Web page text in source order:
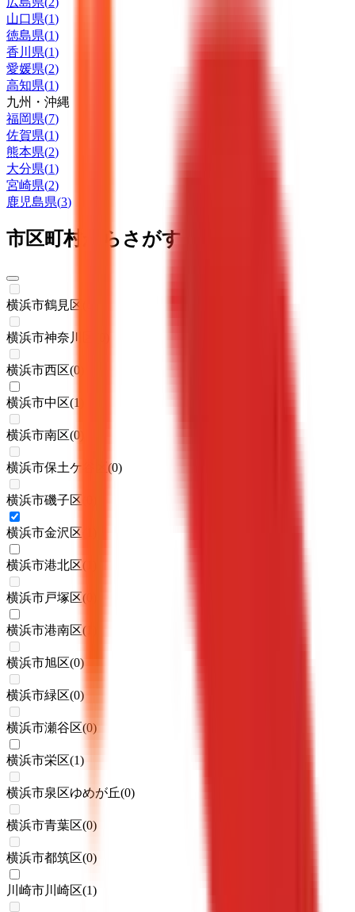
山口県(1)
徳島県(1)
香川県(1)
愛媛県(2)
高知県(1)
九州・沖縄
福岡県(7)
佐賀県(1)
熊本県(2)
大分県(1)
宮崎県(2)
鹿児島県(3)
市区町村からさがす
横浜市鶴見区
横浜市神奈川区
横浜市西区(0
横浜市中区(1
横浜市南区(0
横浜市保土ケ谷区 (0)
横浜市磯子区
横浜市金沢区
横浜市港北区(
横浜市戸塚区(
横浜市港南区(
横浜市旭区(0)
横浜市緑区(0)
横浜市瀬谷区(0)
横浜市栄区(1)
横浜市泉区ゆめが丘(0)
横浜市青葉区(0)
横浜市都筑区(0)
川崎市川崎区(1)